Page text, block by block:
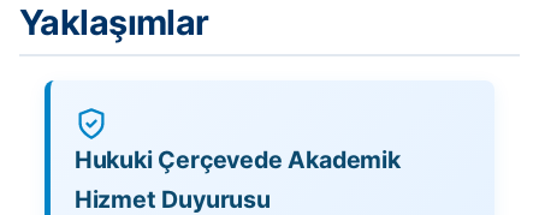
Yaklaşımlar
Hukuki Çerçevede Akademik
Hizmet Duyurusu